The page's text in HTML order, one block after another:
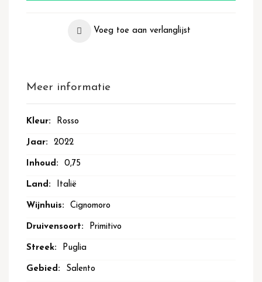
Voeg toe aan verlanglijst
Meer informatie
Meer
Rosso
2022
0,75
Italië
Cignomoro
Primitivo
Puglia
Salento